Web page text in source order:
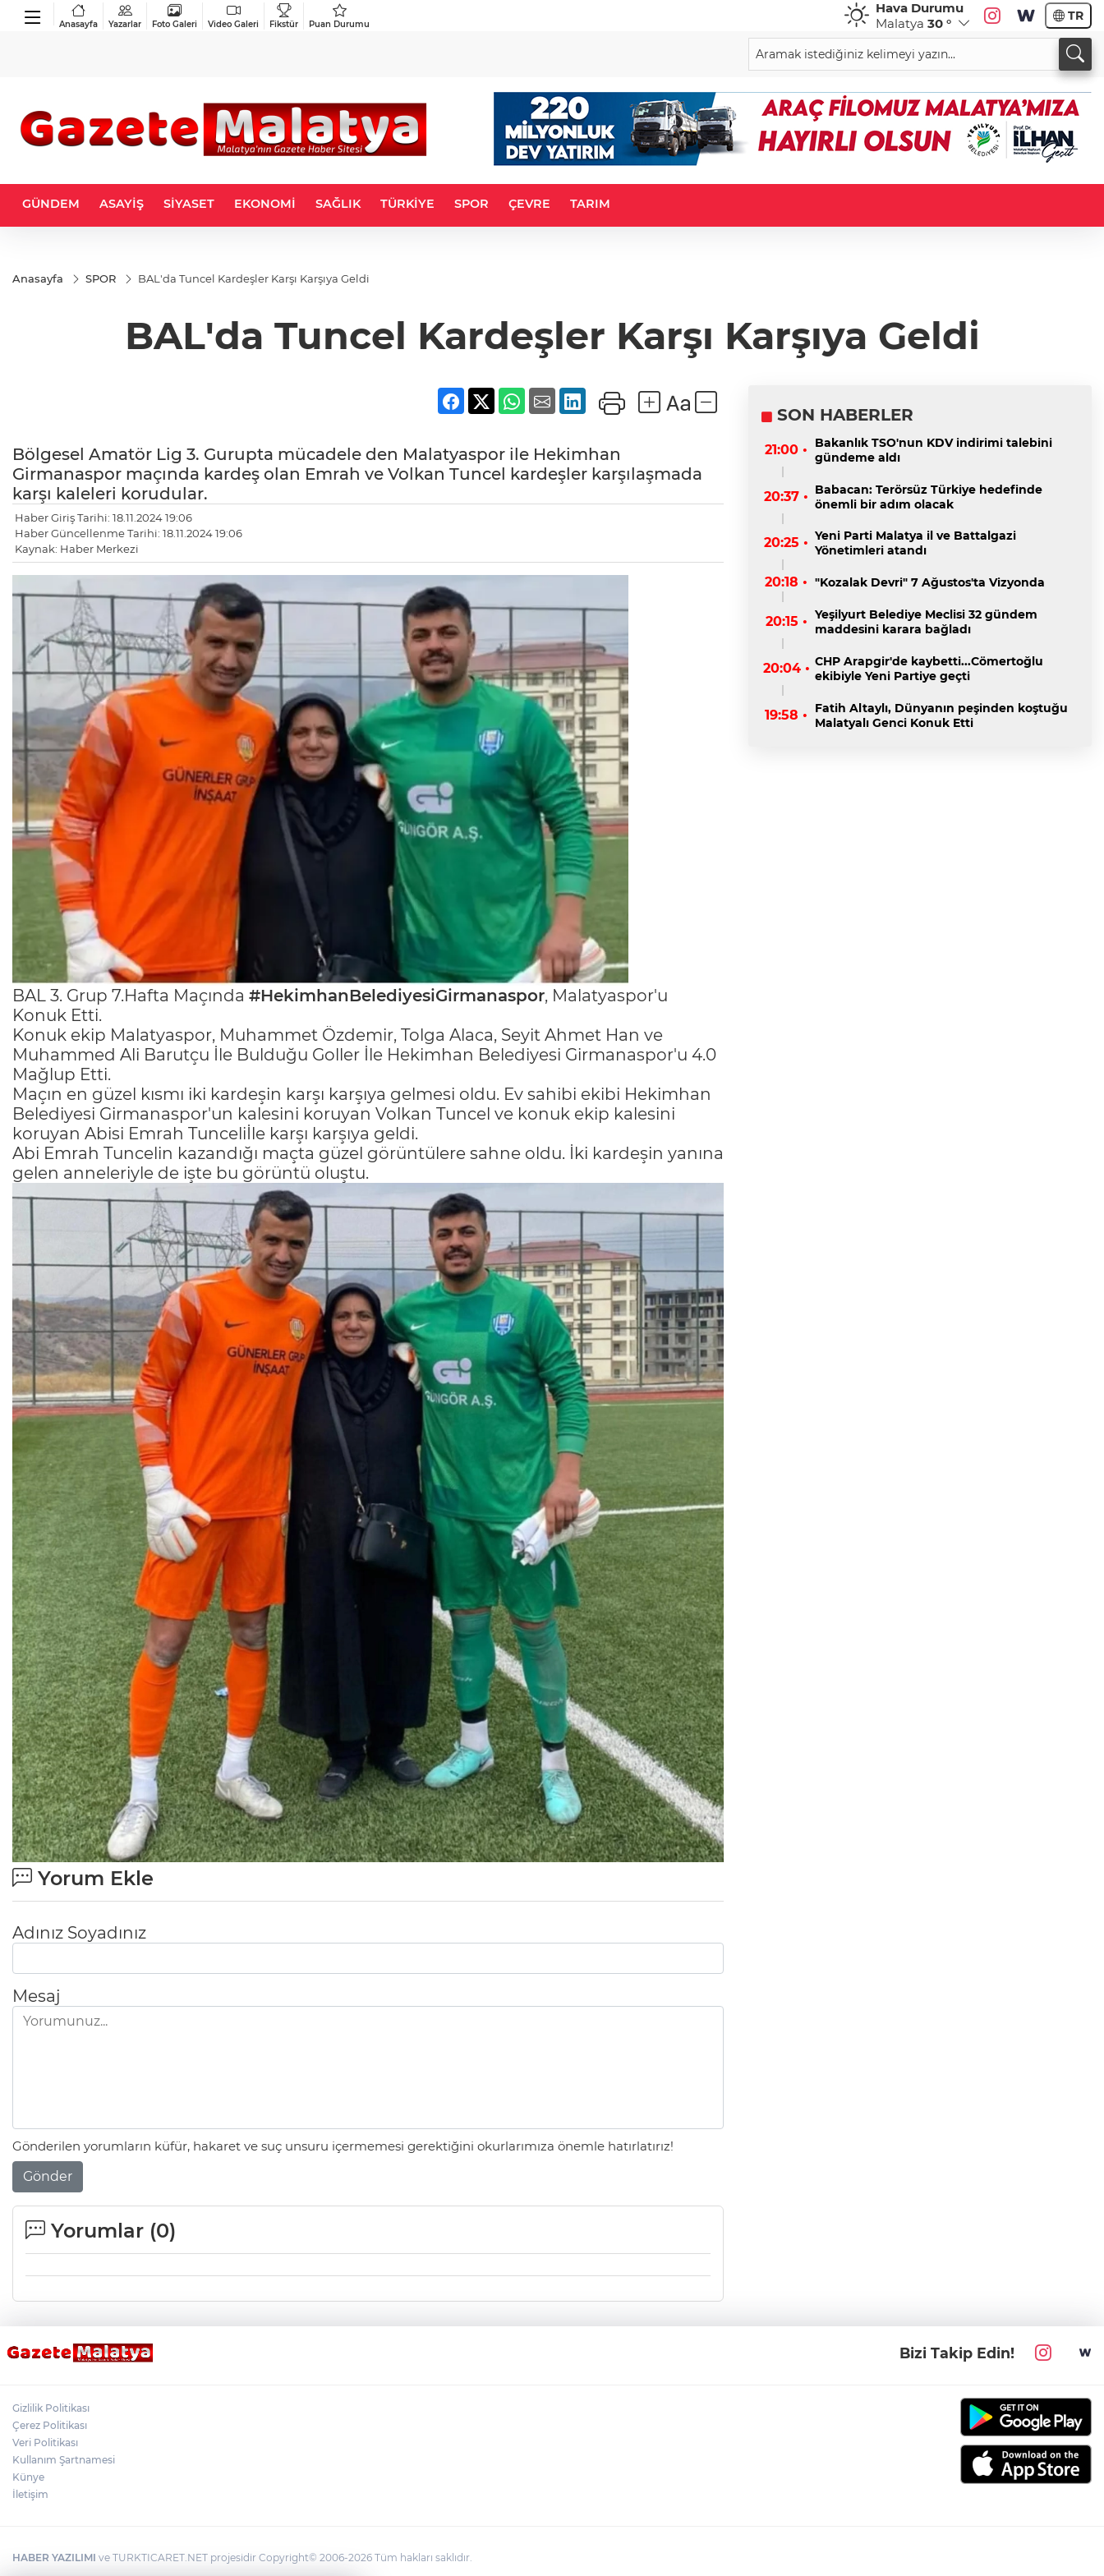
Anasayfa Yazarlar Foto Galeri Video Galeri Fikstür Puan Durumu
Hava Durumu
Malatya 30 ° TR
GÜNDEM ASAYİŞ SİYASET EKONOMİ SAĞLIK TÜRKİYE SPOR ÇEVRE TARIM
Anasayfa SPOR BAL'da Tuncel Kardeşler Karşı Karşıya Geldi
BAL'da Tuncel Kardeşler Karşı Karşıya Geldi
Bölgesel Amatör Lig 3. Gurupta mücadele den Malatyaspor ile Hekimhan
Girmanaspor maçında kardeş olan Emrah ve Volkan Tuncel kardeşler karşılaşmada
karşı kaleleri korudular.
Haber Giriş Tarihi: 18.11.2024 19:06
Haber Güncellenme Tarihi: 18.11.2024 19:06
Kaynak: Haber Merkezi
BAL 3. Grup 7.Hafta Maçında #HekimhanBelediyesiGirmanaspor, Malatyaspor'u
Konuk Etti.
Konuk ekip Malatyaspor, Muhammet Özdemir, Tolga Alaca, Seyit Ahmet Han ve
Muhammed Ali Barutçu İle Bulduğu Goller İle Hekimhan Belediyesi Girmanaspor'u 4.0
Mağlup Etti.
Maçın en güzel kısmı iki kardeşin karşı karşıya gelmesi oldu. Ev sahibi ekibi Hekimhan
Belediyesi Girmanaspor'un kalesini koruyan Volkan Tuncel ve konuk ekip kalesini
koruyan Abisi Emrah Tunceliİle karşı karşıya geldi.
Abi Emrah Tuncelin kazandığı maçta güzel görüntülere sahne oldu. İki kardeşin yanına
gelen anneleriyle de işte bu görüntü oluştu.
Yorum Ekle
Adınız Soyadınız
Mesaj
Gönderilen yorumların küfür, hakaret ve suç unsuru içermemesi gerektiğini okurlarımıza önemle hatırlatırız!
Gönder
Yorumlar (0)
SON HABERLER
21:00 •
Bakanlık TSO'nun KDV indirimi talebini
gündeme aldı
20:37 • Babacan: Terörsüz Türkiye hedefinde
önemli bir adım olacak
20:25 • Yeni Parti Malatya il ve Battalgazi
Yönetimleri atandı
20:18 • "Kozalak Devri" 7 Ağustos'ta Vizyonda
20:15 • Yeşilyurt Belediye Meclisi 32 gündem
maddesini karara bağladı
20:04 • CHP Arapgir'de kaybetti...Cömertoğlu
ekibiyle Yeni Partiye geçti
19:58 •
Fatih Altaylı, Dünyanın peşinden koştuğu
Malatyalı Genci Konuk Etti
Bizi Takip Edin!
Gizlilik Politikası
Çerez Politikası
Veri Politikası
Kullanım Şartnamesi
Künye
İletişim
HABER YAZILIMI ve TURKTICARET.NET projesidir Copyright© 2006-2026 Tüm hakları saklıdır.